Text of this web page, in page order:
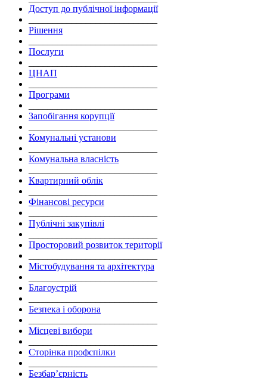
Доступ до публічної інформації
Рішення
Послуги
ЦНАП
Програми
Запобігання корупції
Комунальні установи
Комунальна власність
Квартирний облік
Фінансові ресурси
Публічні закупівлі
Просторовий розвиток території
Містобудування та архітектура
Благоустрій
Безпека і оборона
Місцеві вибори
Сторінка профспілки
Безбар’єрність